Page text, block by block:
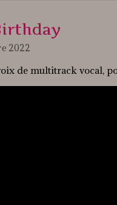
2022
Jazz
de multitrack vocal,